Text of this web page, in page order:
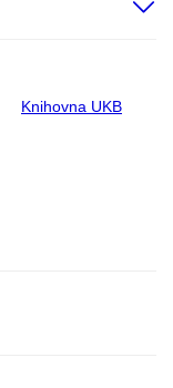
Knihovna UKB